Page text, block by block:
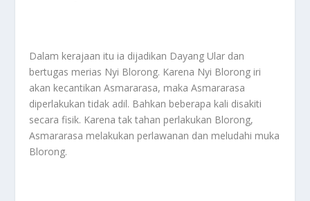
Dalam kerajaan itu ia dijadikan Dayang Ular dan
bertugas merias Nyi Blorong. Karena Nyi Blorong iri
akan kecantikan Asmararasa, maka Asmararasa
diperlakukan tidak adil. Bahkan beberapa kali disakiti
secara fisik. Karena tak tahan perlakukan Blorong,
Asmararasa melakukan perlawanan dan meludahi muka
Blorong.